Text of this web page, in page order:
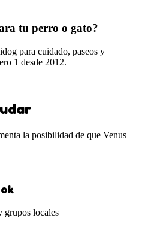
tu perro o gato?
para cuidado, paseos y
1 desde 2012.
la posibilidad de que Venus
grupos locales